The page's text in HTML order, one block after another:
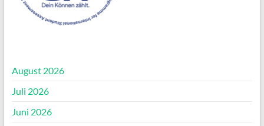
August 2026
Juli 2026
Juni 2026